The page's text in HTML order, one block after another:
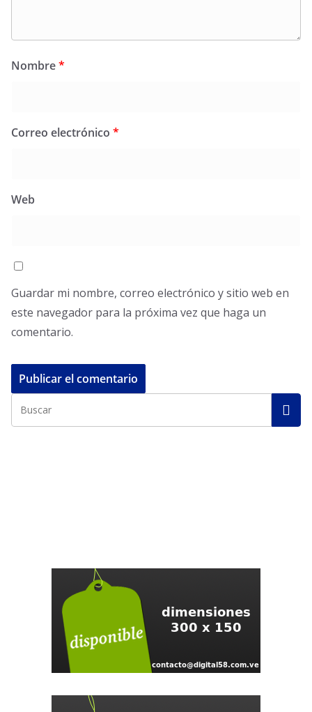
Nombre*
Correo electrónico *
Web
Guardar mi nombre, correo electrónico y sitio web en
este navegador para la próxima vez que haga un
comentario.